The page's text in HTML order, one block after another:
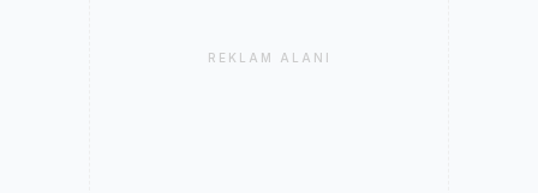
REKLAM ALANI